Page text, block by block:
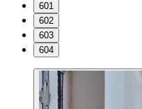
601
602
603
604